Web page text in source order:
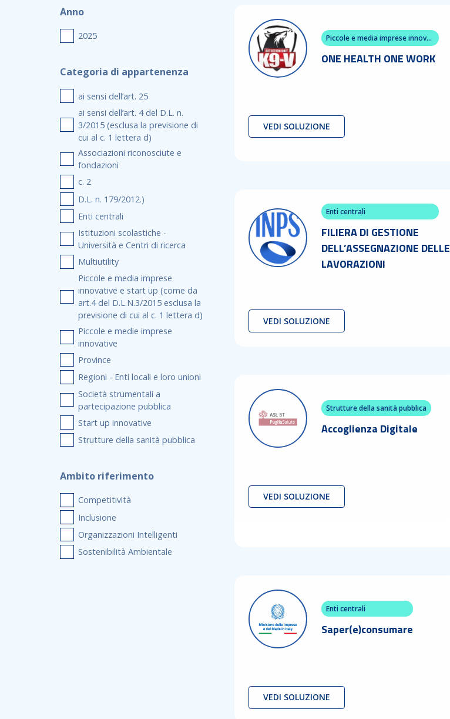
Anno
2025
Categoria di appartenenza
ai sensi dell’art. 25
ai sensi dell’art. 4 del D.L. n.
3/2015 (esclusa la previsione di
cui al c. 1 lettera d)
Associazioni riconosciute e
fondazioni
c. 2
D.L. n. 179/2012.)
Enti centrali
Istituzioni scolastiche -
Università e Centri di ricerca
Multiutility
Piccole e media imprese
innovative e start up (come da
art.4 del D.L.N.3/2015 esclusa la
previsione di cui al c. 1 lettera d)
Piccole e medie imprese
innovative
Province
Regioni - Enti locali e loro unioni
Società strumentali a
partecipazione pubblica
Start up innovative
Strutture della sanità pubblica
Ambito riferimento
Competitività
Inclusione
Organizzazioni Intelligenti
Sostenibilità Ambientale
Piccole e media imprese innovative e start up (come da art.4 del D.L.N.3/2015 esclusa la previsione di cui al c. 1 lettera d)
ONE HEALTH ONE WORK
VEDI SOLUZIONE
Enti centrali
FILIERA DI GESTIONE
DELL’ASSEGNAZIONE DELLE
LAVORAZIONI
VEDI SOLUZIONE
Strutture della sanità pubblica
Accoglienza Digitale
VEDI SOLUZIONE
Enti centrali
Saper(e)consumare
VEDI SOLUZIONE